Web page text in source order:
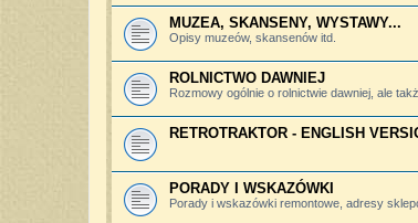
MUZEA, SKANSENY, WYSTAWY...
Opisy muzeów, skansenów itd.
ROLNICTWO DAWNIEJ
Rozmowy ogólnie o rolnictwie dawniej, ale
RETROTRAKTOR - ENGLISH
PORADY I WSKAZÓWKI
Porady i wskazówki remontowe, adresy